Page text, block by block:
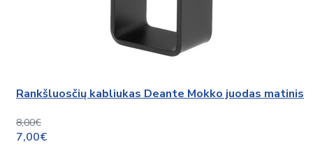
Rankšluosčių kabliukas Deante Mokko juodas matinis
8,00€
7,00€